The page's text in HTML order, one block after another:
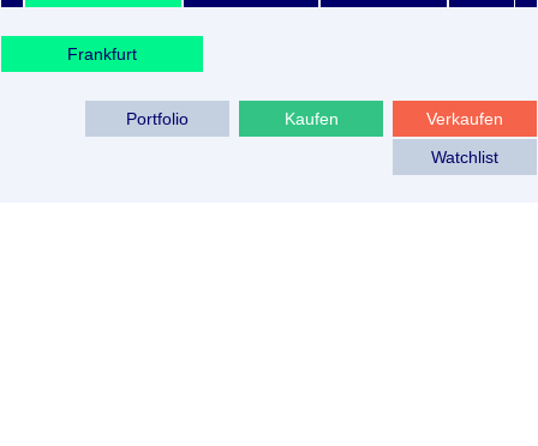
Frankfurt
Verkaufen
Kaufen
Portfolio
Watchlist